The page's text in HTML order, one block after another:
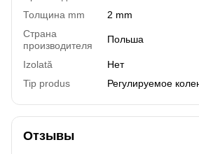
Толщина mm
2 mm
Страна
производителя
Польша
Izolată
Нет
Tip produs
Регулируемое
Отзывы